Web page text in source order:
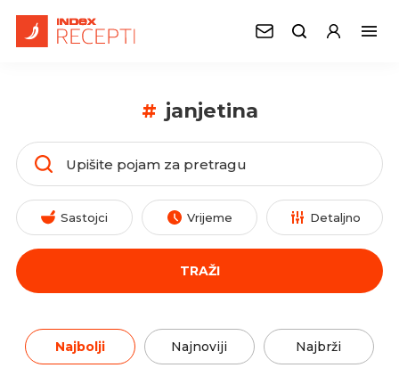
# janjetina
Sastojci Vrijeme Detaljno
TRAŽI
Najbolji Najnoviji Najbrži